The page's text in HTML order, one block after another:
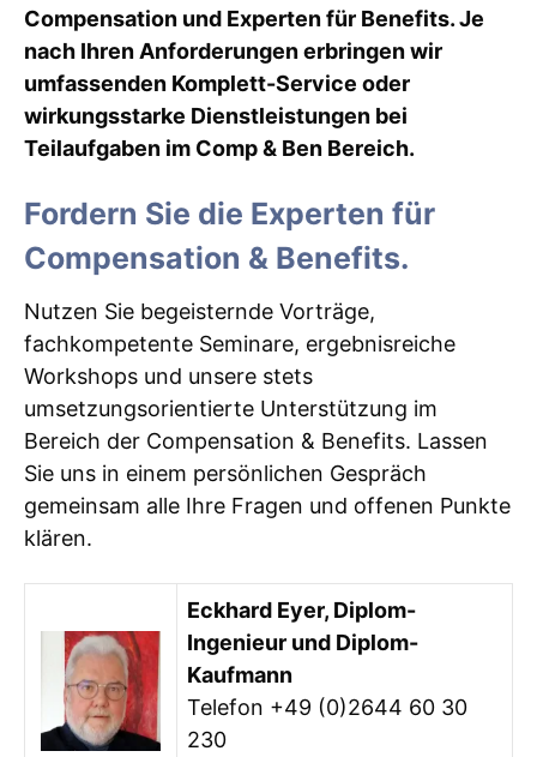
Compensation und Experten für Benefits. Je
nach Ihren Anforderungen erbringen wir
umfassenden Komplett-Service oder
wirkungsstarke Dienstleistungen bei
Teilaufgaben im Comp & Ben Bereich.
Fordern Sie die Experten für
Compensation & Benefits.
Nutzen Sie begeisternde Vorträge,
fachkompetente Seminare, ergebnisreiche
Workshops und unsere stets
umsetzungsorientierte Unterstützung im
Bereich der Compensation & Benefits. Lassen
Sie uns in einem persönlichen Gespräch
gemeinsam alle Ihre Fragen und offenen Punkte
klären.
Eckhard Eyer, Diplom-
Ingenieur und Diplom-
Kaufmann
Telefon +49 (0)2644 60 30
230